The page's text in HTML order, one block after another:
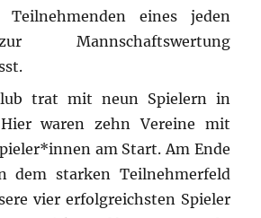
Teilnehmenden eines jeden
Mannschaftswertung
trat mit neun Spielern in
waren zehn Vereine mit
am Start. Am Ende
dem starken Teilnehmerfeld
vier erfolgreichsten Spieler